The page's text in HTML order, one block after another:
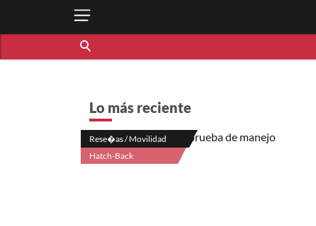
Lo más reciente
Rese�as / Movilidad
Hatch-Back